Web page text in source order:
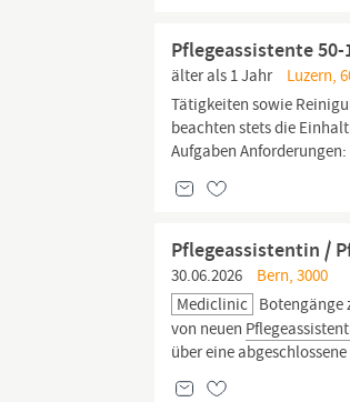
Pflegeassistente
älter als 1 Jahr
Luzern,
Tätigkeiten sowie
beachten stets die
Aufgaben
Pflegeassistentin /
30.06.2026
Bern, 3000
Mediclinic Botengänge
von neuen
über eine